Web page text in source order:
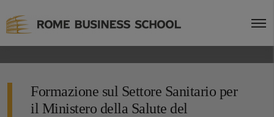
Formazione sul Settore Sanitario per
il Ministero della Salute del